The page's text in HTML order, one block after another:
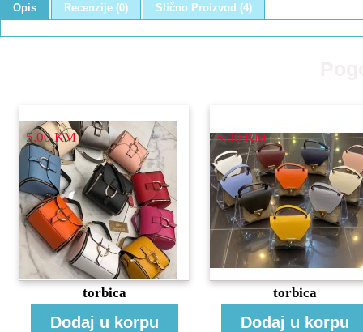
Opis Recenzije (0) Slično Proizvod (4)
torbica
5.00 KM
Dodaj u korpu
torbica
5.00 KM
Dodaj u korpu